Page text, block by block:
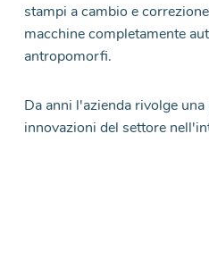
stampi a cambio e
macchine completamente
antropomorfi.
Da anni l'azienda rivolge
innovazioni del settore